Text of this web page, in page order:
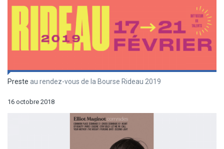
Preste au rendez-vous de la Bourse Rideau 2019
16 octobre 2018